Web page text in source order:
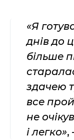
«Я
днів до
більше
здачею
все
не
і легко»,